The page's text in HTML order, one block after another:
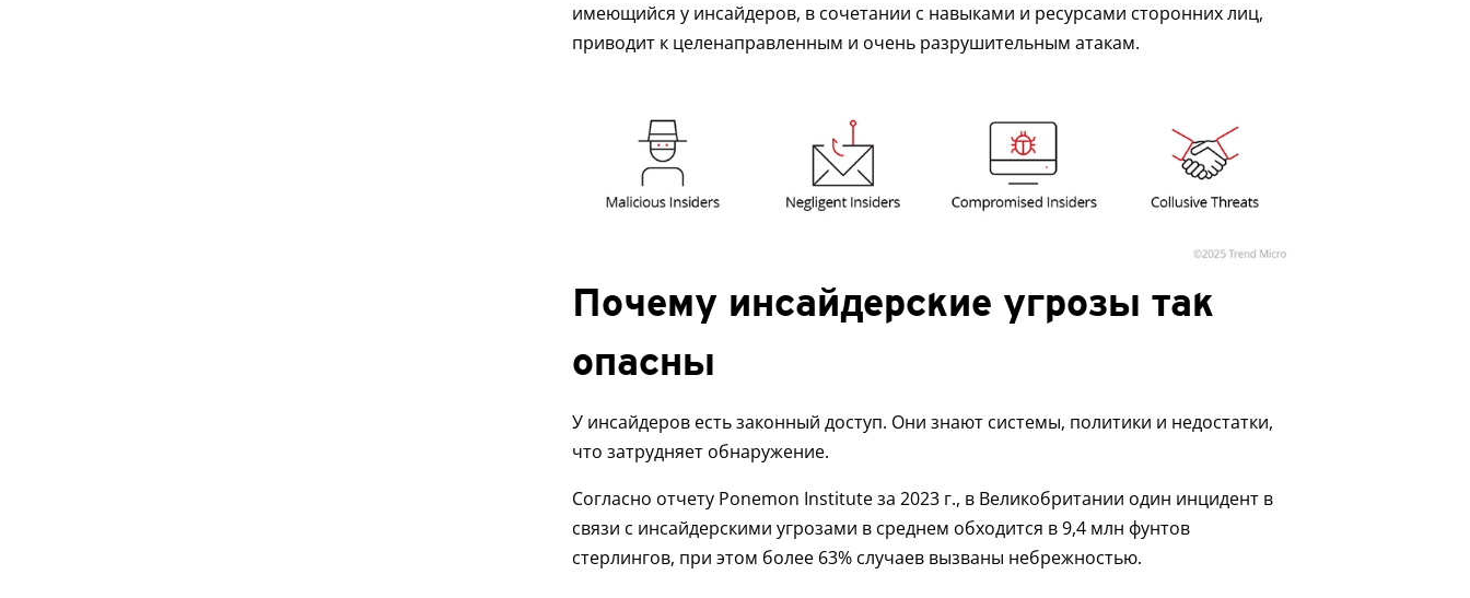
имеющийся у инсайдеров, в сочетании с навыками и ресурсами сторонних лиц,
приводит к целенаправленным и очень разрушительным атакам.
Почему инсайдерские угрозы так
опасны
У инсайдеров есть законный доступ. Они знают системы, политики и недостатки,
что затрудняет обнаружение.
Согласно отчету Ponemon Institute за 2023 г., в Великобритании один инцидент в
связи с инсайдерскими угрозами в среднем обходится в 9,4 млн фунтов
стерлингов, при этом более 63% случаев вызваны небрежностью.